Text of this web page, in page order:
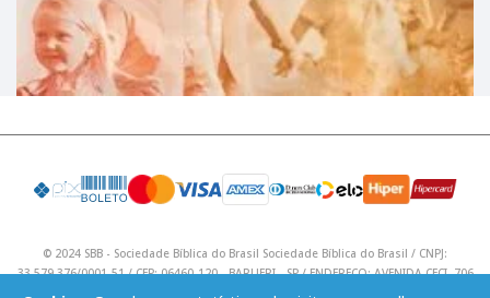
© 2024 SBB - Sociedade Bíblica do Brasil Sociedade Bíblica do Brasil / CNPJ:
33.579.376/0001-51 / CEP: 06460-120 - BARUERI - SP / ENDEREÇO: AVENIDA CECI, 706
/ Telefone: (11) 4195 9590 / Email: lojavirtual@sbb.org.br .